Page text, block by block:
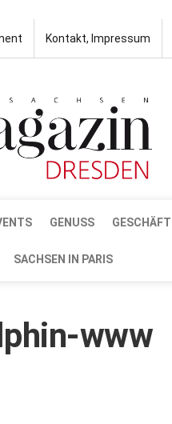
Kontakt, Impressum
GENUSS GESCHÄFT
SACHSEN IN PARIS
www